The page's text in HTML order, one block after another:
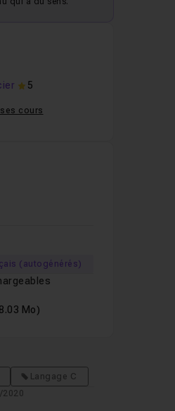
5
cours
(autogénérés)
Mo)
Langage C
2020